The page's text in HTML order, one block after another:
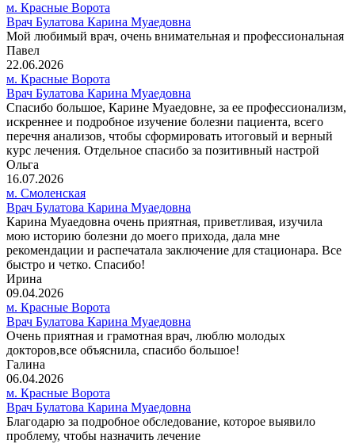
м. Красные Ворота
Врач Булатова Карина Муаедовна
Мой любимый врач, очень внимательная и профессиональная
Павел
22.06.2026
м. Красные Ворота
Врач Булатова Карина Муаедовна
Спасибо большое, Карине Муаедовне, за ее профессионализм,
искреннее и подробное изучение болезни пациента, всего
перечня анализов, чтобы сформировать итоговый и верный
курс лечения. Отдельное спасибо за позитивный настрой
Ольга
16.07.2026
м. Смоленская
Врач Булатова Карина Муаедовна
Карина Муаедовна очень приятная, приветливая, изучила
мою историю болезни до моего прихода, дала мне
рекомендации и распечатала заключение для стационара. Все
быстро и четко. Спасибо!
Ирина
09.04.2026
м. Красные Ворота
Врач Булатова Карина Муаедовна
Очень приятная и грамотная врач, люблю молодых
докторов,все объяснила, спасибо большое!
Галина
06.04.2026
м. Красные Ворота
Врач Булатова Карина Муаедовна
Благодарю за подробное обследование, которое выявило
проблему, чтобы назначить лечение